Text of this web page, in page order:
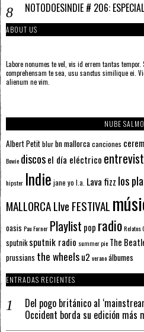
NOTODOESINDIE # 206:
ABOUT US
Labore nonumes te vel, vis id errem tantas
comprehensam te sea, usu sanctus similique ei.
alienum ne vim.
NUBE
Albert Petitblurbn mallorcacanciones
Bowie discosel día eléctrico
hipster Indie jane yo l.a. Lava fizz los
MALLORCA LIve FESTIVAL
oasis Pau Forner Playlist pop radioRelatos
sputnik sputnik radio summer pie The
prussians the wheelsu2 veranoálbumes
ENTRADAS RECIENTES
Del pogo británico al
Occident borda su edición más